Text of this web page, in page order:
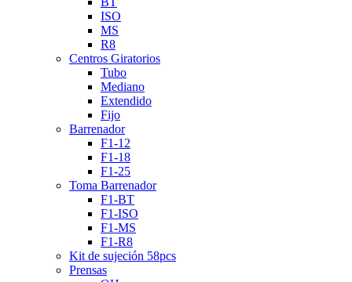
ISO
MS
R8
Centros Giratorios
Tubo
Mediano
Extendido
Fijo
Barrenador
F1-12
F1-18
F1-25
Toma Barrenador
F1-BT
F1-ISO
F1-MS
F1-R8
Kit de sujeción 58pcs
Prensas